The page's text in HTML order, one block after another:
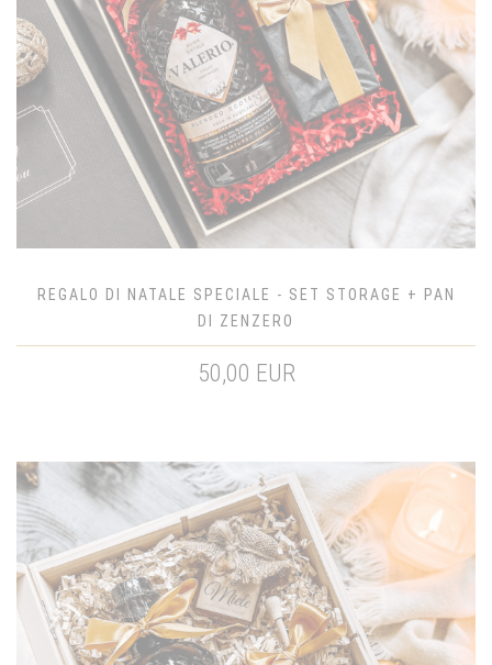
REGALO DI NATALE SPECIALE - SET STORAGE + PAN
DI ZENZERO
50,00 EUR